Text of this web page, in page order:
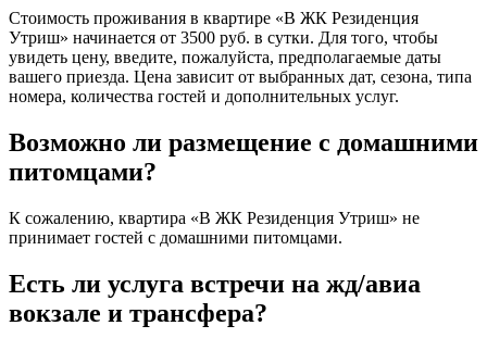
Стоимость проживания в квартире «В ЖК Резиденция
Утриш» начинается от 3500 руб. в сутки. Для того, чтобы
увидеть цену, введите, пожалуйста, предполагаемые даты
вашего приезда. Цена зависит от выбранных дат, сезона, типа
номера, количества гостей и дополнительных услуг.
Возможно ли размещение с домашними
питомцами?
К сожалению, квартира «В ЖК Резиденция Утриш» не
принимает гостей с домашними питомцами.
Есть ли услуга встречи на жд/авиа
вокзале и трансфера?